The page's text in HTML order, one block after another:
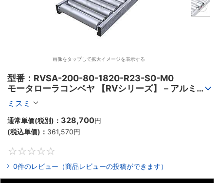
画像をタップして拡大イメージを表示する
型番：RVSA-200-80-1820-R23-S0-M0
モータローラコンベヤ 【RVシリーズ】－アルミフ
レーム筐体/AC電源タイプ－
ミスミ
通常単価(税別)： 328,700円
(税込単価)： 361,570円
0件のレビュー（商品レビューの投稿ができます）